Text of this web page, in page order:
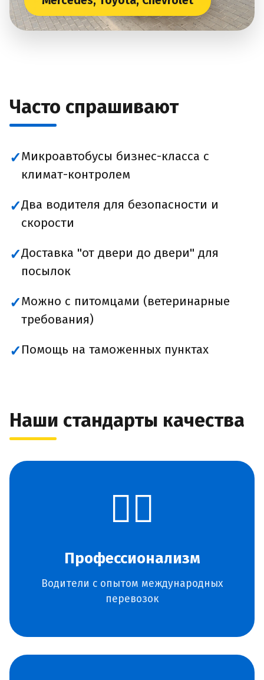
Часто спрашивают
✓Микроавтобусы бизнес-класса с
климат-контролем
✓Два водителя для безопасности и
скорости
✓Доставка "от двери до двери" для
посылок
✓Можно с питомцами (ветеринарные
требования)
✓ Помощь на таможенных пунктах
Наши стандарты качества
👨‍✈️
Профессионализм
Водители с опытом международных
перевозок